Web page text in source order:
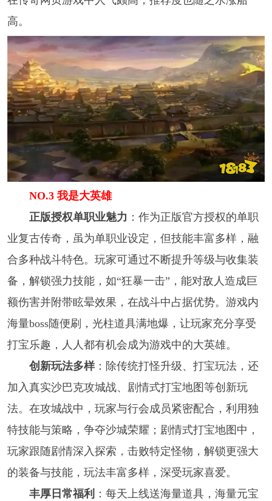
高。
NO.3 我是大英雄
正版授权单职业魅力 ：作为正版官方授权的单职
业复古传奇，虽为单职业设定，但技能丰富多样，融
合多种战斗特色。玩家可通过不断提升等级与收集装
备，解锁强力技能，如“狂暴一击”，能对敌人造成巨
额伤害并附带眩晕效果，在战斗中占据优势。游戏内
海量boss随便刷，光柱道具满地爆，让玩家充分享受
打宝乐趣，人人都有机会成为游戏中的大英雄。
创新玩法多样：除传统打怪升级、打宝玩法，还
加入真实沙巴克攻城战、剧情式打宝地图等创新玩
法。在攻城战中，玩家与行会成员紧密配合，利用独
特技能与策略，争夺沙城荣耀；剧情式打宝地图中，
玩家跟随剧情深入探索，击败特定怪物，解锁更强大
的装备与技能，玩法丰富多样，深受玩家喜爱。
丰厚日常福利 ：每天上线送海量道具，海量元宝